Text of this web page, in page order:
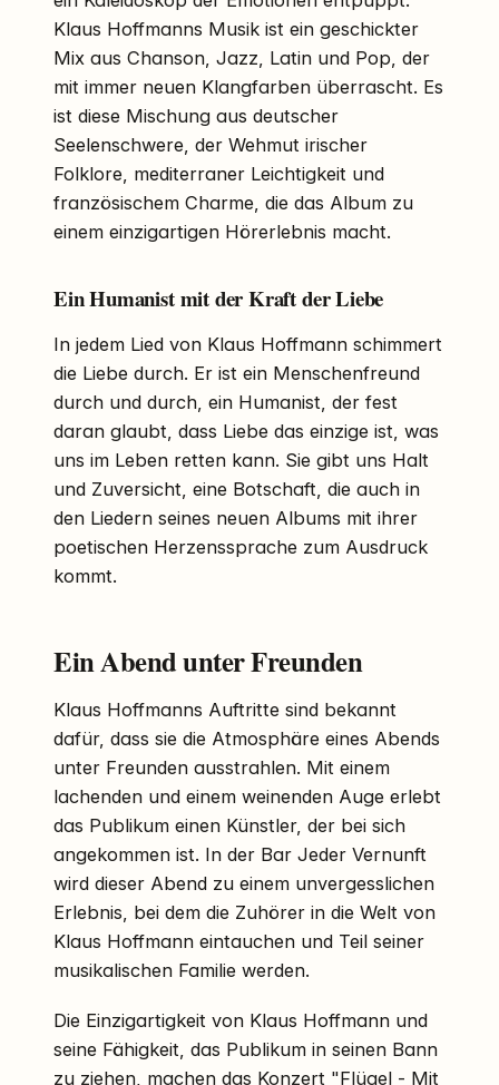
Klaus Hoffmanns Musik ist ein geschickter
Mix aus Chanson, Jazz, Latin und Pop, der
mit immer neuen Klangfarben überrascht. Es
ist diese Mischung aus deutscher
Seelenschwere, der Wehmut irischer
Folklore, mediterraner Leichtigkeit und
französischem Charme, die das Album zu
einem einzigartigen Hörerlebnis macht.
Ein Humanist mit der Kraft der Liebe
In jedem Lied von Klaus Hoffmann schimmert
die Liebe durch. Er ist ein Menschenfreund
durch und durch, ein Humanist, der fest
daran glaubt, dass Liebe das einzige ist, was
uns im Leben retten kann. Sie gibt uns Halt
und Zuversicht, eine Botschaft, die auch in
den Liedern seines neuen Albums mit ihrer
poetischen Herzenssprache zum Ausdruck
kommt.
Ein Abend unter Freunden
Klaus Hoffmanns Auftritte sind bekannt
dafür, dass sie die Atmosphäre eines Abends
unter Freunden ausstrahlen. Mit einem
lachenden und einem weinenden Auge erlebt
das Publikum einen Künstler, der bei sich
angekommen ist. In der Bar Jeder Vernunft
wird dieser Abend zu einem unvergesslichen
Erlebnis, bei dem die Zuhörer in die Welt von
Klaus Hoffmann eintauchen und Teil seiner
musikalischen Familie werden.
Die Einzigartigkeit von Klaus Hoffmann und
seine Fähigkeit, das Publikum in seinen Bann
zu ziehen, machen das Konzert "Flügel - Mit